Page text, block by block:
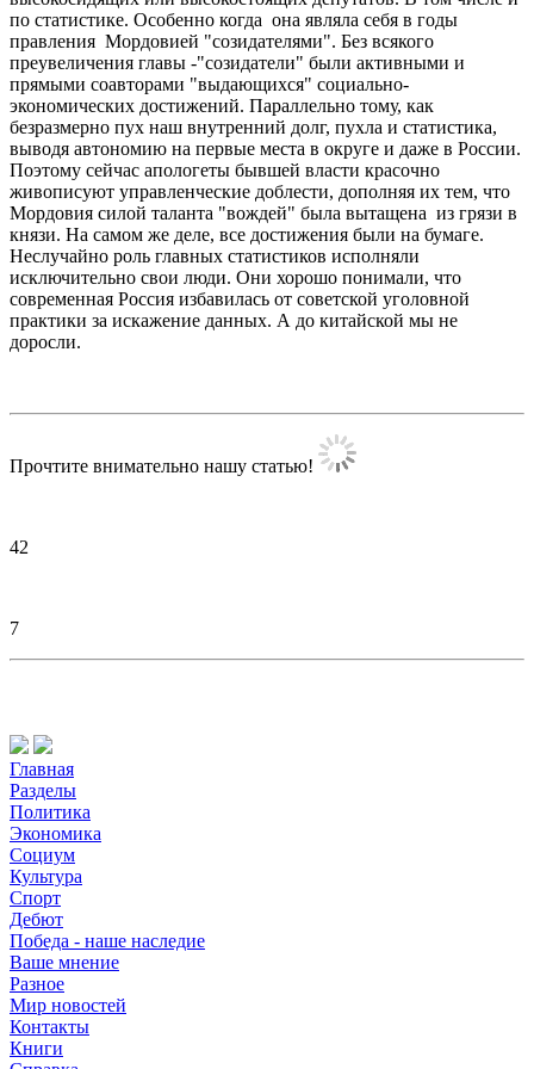
по статистике. Особенно когда она являла себя в годы
правления Мордовией "созидателями". Без всякого
преувеличения главы -"созидатели" были активными и
прямыми соавторами "выдающихся" социально-
экономических достижений. Параллельно тому, как
безразмерно пух наш внутренний долг, пухла и статистика,
выводя автономию на первые места в округе и даже в России.
Поэтому сейчас апологеты бывшей власти красочно
живописуют управленческие доблести, дополняя их тем, что
Мордовия силой таланта "вождей" была вытащена из грязи в
князи. На самом же деле, все достижения были на бумаге.
Неслучайно роль главных статистиков исполняли
исключительно свои люди. Они хорошо понимали, что
современная Россия избавилась от советской уголовной
практики за искажение данных. А до китайской мы не
доросли.
Прочтите внимательно нашу статью!
42
7
Главная
Разделы
Политика
Экономика
Социум
Культура
Спорт
Дебют
Победа - наше наследие
Ваше мнение
Разное
Мир новостей
Контакты
Книги